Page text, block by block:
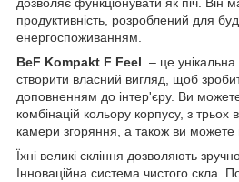
дозволяє функціонувати як піч. Він
продуктивність, розроблений для
енергоспоживанням.
BeF Kompakt F Feel – це
створити власний вигляд, щоб
доповненням до інтер'єру. Ви
комбінацій кольору корпусу, з трьох
камери згоряння, а також ви можете
Їхні великі скління дозволяють
Інноваційна система чистого скла.